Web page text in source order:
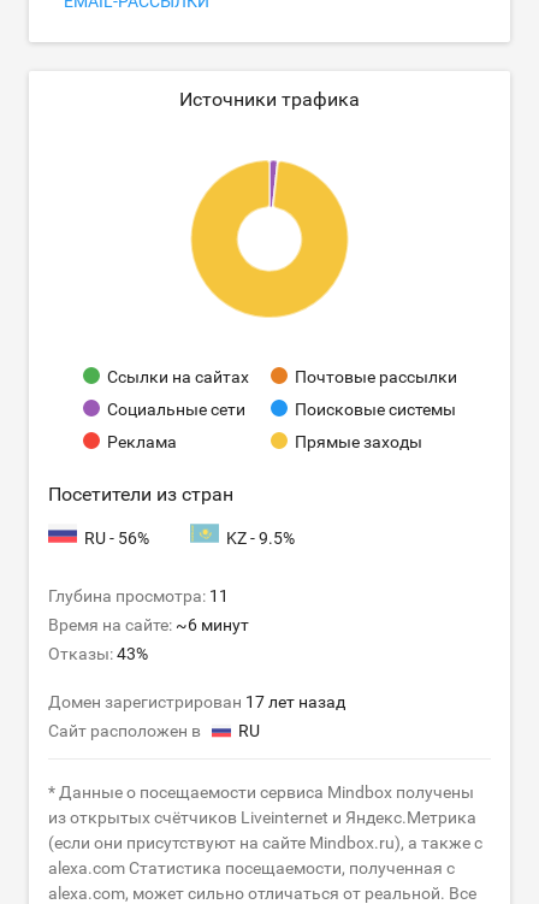
Источники трафика
Ссылки на сайтах
Почтовые рассылки
Социальные сети
Поисковые системы
Реклама
Прямые заходы
Посетители из стран
RU - 56% KZ - 9.5%
Глубина просмотра: 11
Время на сайте: ~6 минут
Отказы:43%
Домен зарегистрирован 17 лет назад
Сайт расположен в
RU
* Данные о посещаемости сервиса Mindbox получены
из открытых счётчиков Liveinternet и Яндекс.Метрика
(если они присутствуют на сайте Mindbox.ru), а также с
alexa.com Статистика посещаемости, полученная с
alexa.com, может сильно отличаться от реальной. Все